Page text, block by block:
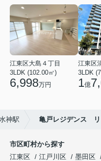
江東区大島４丁目
3LDK (102.00㎡)
6,998万円
江東区
3LDK
1億
神駅 亀戸レジデンス
市区町村から探す
江東区
江戸川区 墨田区